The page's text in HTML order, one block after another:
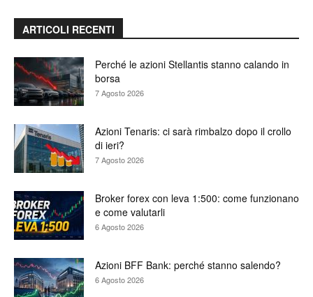
ARTICOLI RECENTI
Perché le azioni Stellantis stanno calando in
borsa
7 Agosto 2026
Azioni Tenaris: ci sarà rimbalzo dopo il crollo
di ieri?
7 Agosto 2026
Broker forex con leva 1:500: come funzionano
e come valutarli
6 Agosto 2026
Azioni BFF Bank: perché stanno salendo?
6 Agosto 2026